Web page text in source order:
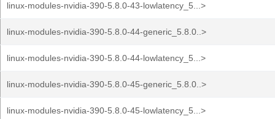
linux-modules-nvidia-390-5.8.0-43-lowlatency_5...>
linux-modules-nvidia-390-5.8.0-44-generic_5.8.0..>
linux-modules-nvidia-390-5.8.0-44-lowlatency_5...>
linux-modules-nvidia-390-5.8.0-45-generic_5.8.0..>
linux-modules-nvidia-390-5.8.0-45-lowlatency_5...>